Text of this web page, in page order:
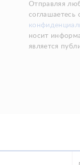
Отправляя
соглашаетесь
носит
является